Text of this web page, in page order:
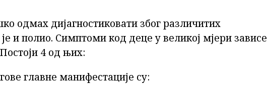
одмах дијагностиковати због различитих
и полио. Симптоми код деце у великој мјери зависе
4 од њих:
главне манифестације су: